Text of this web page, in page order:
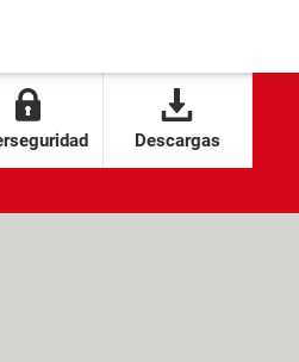
Descargas